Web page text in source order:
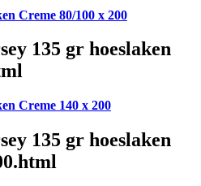
Creme 80/100 x 200
135 gr hoeslaken
Creme 140 x 200
135 gr hoeslaken